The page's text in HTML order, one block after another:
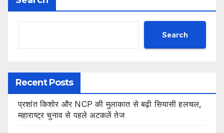
Search
Recent Posts
प्रशांत किशोर और NCP की मुलाकात से बढ़ी सियासी हलचल,
महाराष्ट्र चुनाव से पहले अटकलें तेज